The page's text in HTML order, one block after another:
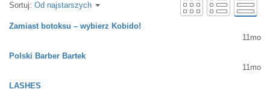
Sortuj: Od najstarszych
Zamiast botoksu – wybierz Kobido!
11mo
Polski Barber Bartek
11mo
LASHES